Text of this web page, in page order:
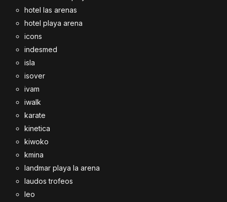
hotel las arenas
hotel playa arena
icons
indesmed
isla
isover
ivam
iwalk
karate
kinetica
kiwoko
kmina
landmar playa la arena
laudos trofeos
leo